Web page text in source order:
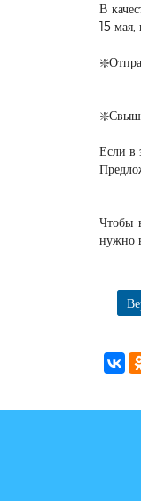
В
15 мая,
Если в
Чтобы
нужно